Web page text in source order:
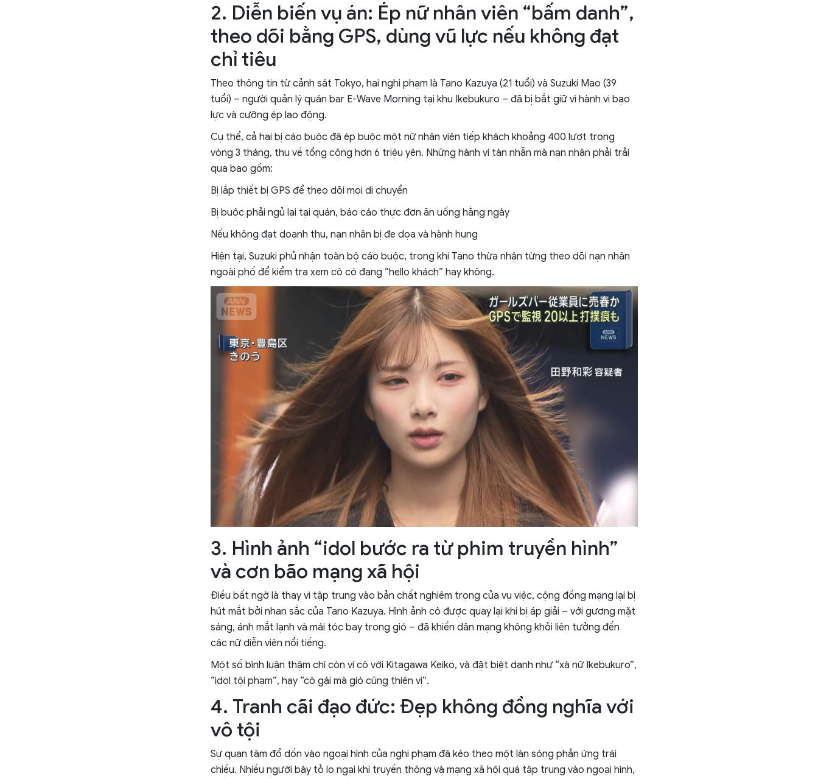
2. Diễn biến vụ án: Ép nữ nhân viên “bấm danh”,
theo dõi bằng GPS, dùng vũ lực nếu không đạt
chỉ tiêu
Theo thông tin từ cảnh sát Tokyo, hai nghi phạm là Tano Kazuya (21 tuổi) và Suzuki Mao (39
tuổi) – người quản lý quán bar E-Wave Morning tại khu Ikebukuro – đã bị bắt giữ vì hành vi bạo
lực và cưỡng ép lao động.
Cụ thể, cả hai bị cáo buộc đã ép buộc một nữ nhân viên tiếp khách khoảng 400 lượt trong
vòng 3 tháng, thu về tổng cộng hơn 6 triệu yên. Những hành vi tàn nhẫn mà nạn nhân phải trải
qua bao gồm:
Bị lắp thiết bị GPS để theo dõi mọi di chuyển
Bị buộc phải ngủ lại tại quán, báo cáo thực đơn ăn uống hằng ngày
Nếu không đạt doanh thu, nạn nhân bị đe dọa và hành hung
Hiện tại, Suzuki phủ nhận toàn bộ cáo buộc, trong khi Tano thừa nhận từng theo dõi nạn nhân
ngoài phố để kiểm tra xem cô có đang “hello khách” hay không.
3. Hình ảnh “idol bước ra từ phim truyền hình”
và cơn bão mạng xã hội
Điều bất ngờ là thay vì tập trung vào bản chất nghiêm trọng của vụ việc, cộng đồng mạng lại bị
hút mắt bởi nhan sắc của Tano Kazuya. Hình ảnh cô được quay lại khi bị áp giải – với gương mặt
sáng, ánh mắt lạnh và mái tóc bay trong gió – đã khiến dân mạng không khỏi liên tưởng đến
các nữ diễn viên nổi tiếng.
Một số bình luận thậm chí còn ví cô với Kitagawa Keiko, và đặt biệt danh như “xà nữ Ikebukuro”,
“idol tội phạm”, hay “cô gái mà gió cũng thiên vị”.
4. Tranh cãi đạo đức: Đẹp không đồng nghĩa với
vô tội
Sự quan tâm đổ dồn vào ngoại hình của nghi phạm đã kéo theo một làn sóng phản ứng trái
chiều. Nhiều người bày tỏ lo ngại khi truyền thông và mạng xã hội quá tập trung vào ngoại hình,